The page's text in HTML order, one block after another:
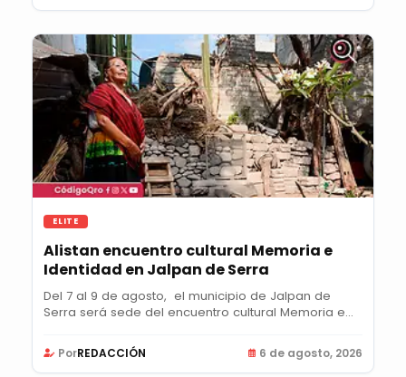
ELITE
Alistan encuentro cultural Memoria e
Identidad en Jalpan de Serra
Del 7 al 9 de agosto, el municipio de Jalpan de
Serra será sede del encuentro cultural Memoria e...
PorREDACCIÓN 6 de agosto, 2026